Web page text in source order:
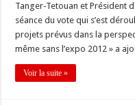
Tanger-Tetouan et Président
séance du vote qui s’est
projets prévus dans la
même sans l’expo 2012 » a
Voir la suite »